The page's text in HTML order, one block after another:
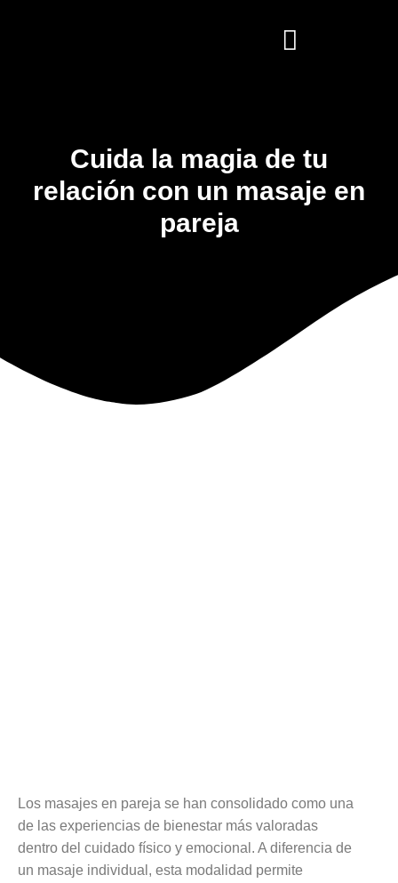
Cuida la magia de tu
relación con un masaje en
pareja
Los masajes en pareja se han consolidado como una
de las experiencias de bienestar más valoradas
dentro del cuidado físico y emocional. A diferencia de
un masaje individual, esta modalidad permite